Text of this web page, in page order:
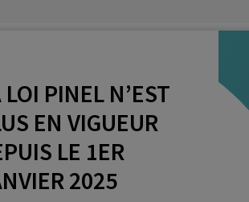
LOI PINEL N’EST
EN VIGUEUR
LE 1ER
2025